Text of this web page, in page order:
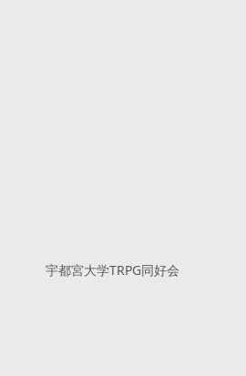
宇都宮大学TRPG同好会